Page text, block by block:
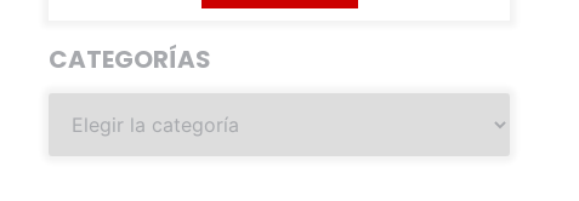
CATEGORÍAS